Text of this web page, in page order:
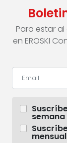
Para estar
en EROSKI
semana
mensual